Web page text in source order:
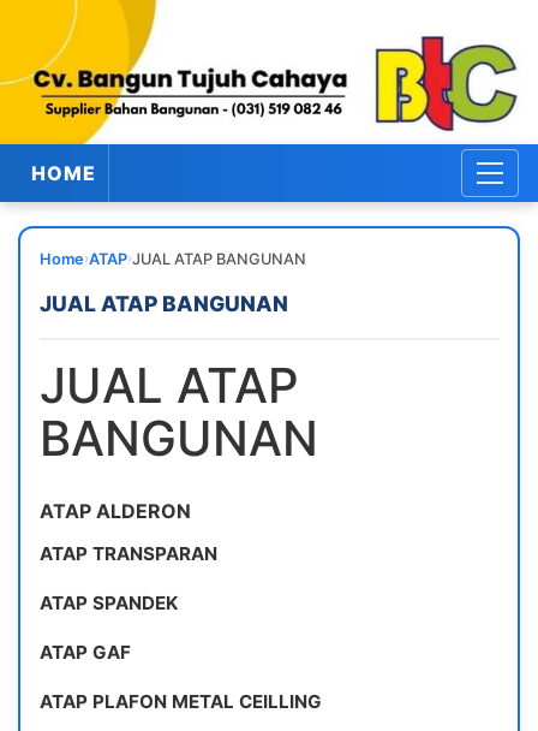
HOME
Home›ATAP›JUAL ATAP BANGUNAN
JUAL ATAP BANGUNAN
JUAL ATAP
BANGUNAN
ATAP ALDERON
ATAP TRANSPARAN
ATAP SPANDEK
ATAP GAF
ATAP PLAFON METAL CEILLING